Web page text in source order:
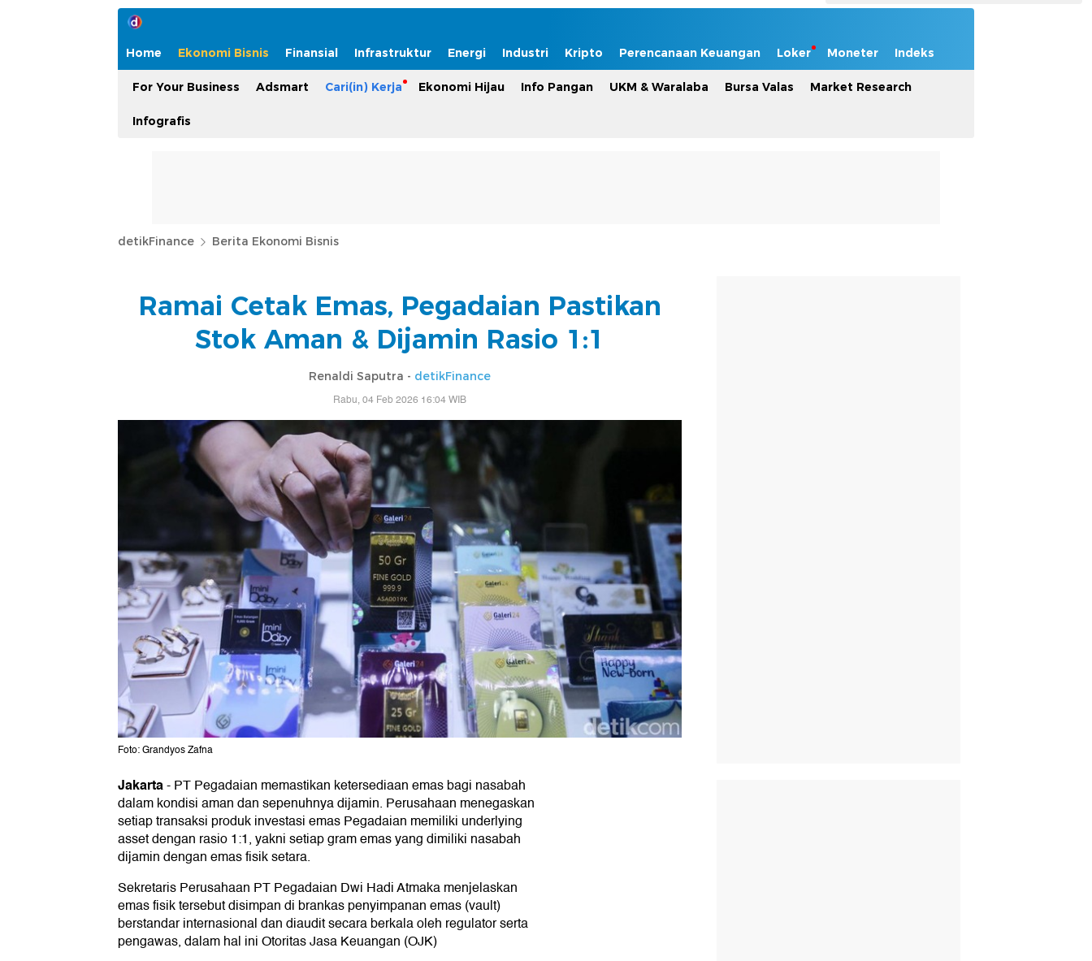
Home Ekonomi Bisnis Finansial Infrastruktur Energi Industri Kripto Perencanaan Keuangan Loker Moneter Indeks
For Your Business Adsmart Cari(in) Kerja Ekonomi Hijau Info Pangan UKM & Waralaba Bursa Valas Market Research
Infografis
detikFinance Berita Ekonomi Bisnis
Ramai Cetak Emas, Pegadaian Pastikan
Stok Aman & Dijamin Rasio 1:1
Renaldi Saputra - detikFinance
Rabu, 04 Feb 2026 16:04 WIB
Foto: Grandyos Zafna
Jakarta-PT Pegadaian memastikan ketersediaan emas bagi nasabah
dalam kondisi aman dan sepenuhnya dijamin. Perusahaan menegaskan
setiap transaksi produk investasi emas Pegadaian memiliki underlying
asset dengan rasio 1:1, yakni setiap gram emas yang dimiliki nasabah
dijamin dengan emas fisik setara.
Sekretaris Perusahaan PT Pegadaian Dwi Hadi Atmaka menjelaskan
emas fisik tersebut disimpan di brankas penyimpanan emas (vault)
berstandar internasional dan diaudit secara berkala oleh regulator serta
pengawas, dalam hal ini Otoritas Jasa Keuangan (OJK)